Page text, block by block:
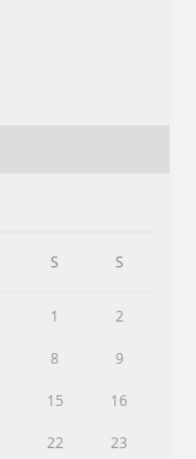
S S
1 2
8 9
15 16
22 23